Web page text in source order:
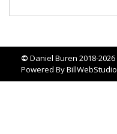
© Daniel Buren 2018-2026
Powered ByBillWebStudio